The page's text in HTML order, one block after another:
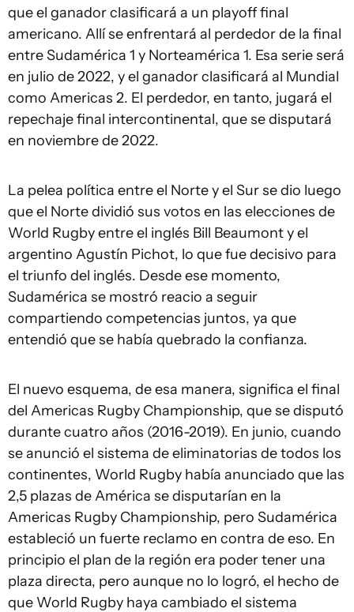
que el ganador clasificará a un playoff final
americano. Allí se enfrentará al perdedor de la final
entre Sudamérica 1 y Norteamérica 1. Esa serie será
en julio de 2022, y el ganador clasificará al Mundial
como Americas 2. El perdedor, en tanto, jugará el
repechaje final intercontinental, que se disputará
en noviembre de 2022.
La pelea política entre el Norte y el Sur se dio luego
que el Norte dividió sus votos en las elecciones de
World Rugby entre el inglés Bill Beaumont y el
argentino Agustín Pichot, lo que fue decisivo para
el triunfo del inglés. Desde ese momento,
Sudamérica se mostró reacio a seguir
compartiendo competencias juntos, ya que
entendió que se había quebrado la confianza.
El nuevo esquema, de esa manera, significa el final
del Americas Rugby Championship, que se disputó
durante cuatro años (2016-2019). En junio, cuando
se anunció el sistema de eliminatorias de todos los
continentes, World Rugby había anunciado que las
2,5 plazas de América se disputarían en la
Americas Rugby Championship, pero Sudamérica
estableció un fuerte reclamo en contra de eso. En
principio el plan de la región era poder tener una
plaza directa, pero aunque no lo logró, el hecho de
que World Rugby haya cambiado el sistema